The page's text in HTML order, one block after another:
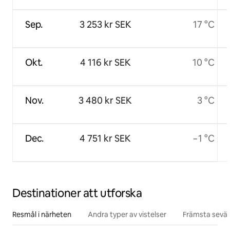
Sep.
Okt.
Nov.
Dec.
3 253 kr SEK
4 116 kr SEK
3 480 kr SEK
4 751 kr SEK
17 °C
10 °C
3 °C
−1 °C
Destinationer att utforska
Resmål i närheten Andra typer av vistelser Främsta